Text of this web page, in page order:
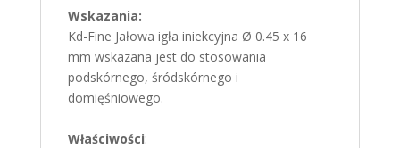
Wskazania:
Kd-Fine Jałowa igła iniekcyjna Ø 0.45 x 16
mm wskazana jest do stosowania
podskórnego, śródskórnego i
domięśniowego.
Właściwości: